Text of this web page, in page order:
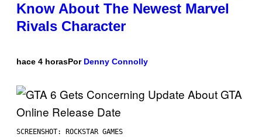
Know About The Newest Marvel
Rivals Character
hace 4 horasPor Denny Connolly
SCREENSHOT: ROCKSTAR GAMES